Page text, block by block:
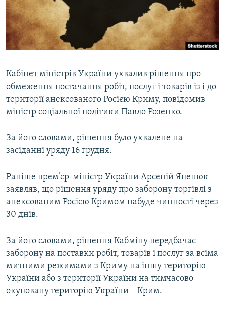
ВІДЕОУРОКИ «ELIFBE»
СВІДЧЕННЯ ОКУПАЦІЇ
УКРАЇНСЬКА ПРОБЛЕМА КРИМУ
Русский
Qırımtatar
Усі сайти RFE/RL
Кабінет міністрів України ухвалив рішення про
обмеження постачання робіт, послуг і товарів із і до
території анексованого Росією Криму, повідомив
міністр соціальної політики Павло Розенко.
За його словами, рішення було ухвалене на
засіданні уряду 16 грудня.
Раніше прем’єр-міністр України Арсеній Яценюк
заявляв, що рішення уряду про заборону торгівлі з
анексованим Росією Кримом набуде чинності через
30 днів.
За його словами, рішення Кабміну передбачає
заборону на поставки робіт, товарів і послуг за всіма
митними режимами з Криму на іншу територію
України або з території України на тимчасово
окуповану територію України – Крим.